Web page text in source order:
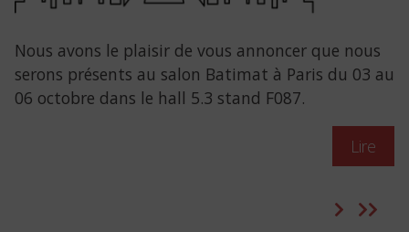
Nous avons le plaisir de vous annoncer que nous
serons présents au salon Batimat à Paris du 03 au
06 octobre dans le hall 5.3 stand F087.
Lire